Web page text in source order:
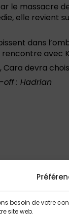
besoin de votre
site web.
massacre
elle revient
dans
avec
devra
: Hadrian